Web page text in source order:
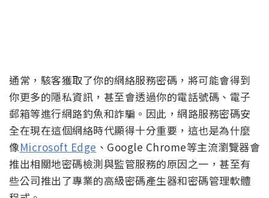
通常，駭客獲取了你的網絡服務密碼，將可能會得到
你更多的隱私資訊，甚至會透過你的電話號碼、電子
郵箱等進行網路釣魚和詐騙。因此，網路服務密碼安
全在現在這個網絡時代顯得十分重要，這也是為什麼
像Microsoft Edge 、Google Chrome等主流瀏覽器會
推出相關地密碼檢測與監管服務的原因之一，甚至有
些公司推出了專業的高級密碼產生器和密碼管理軟體